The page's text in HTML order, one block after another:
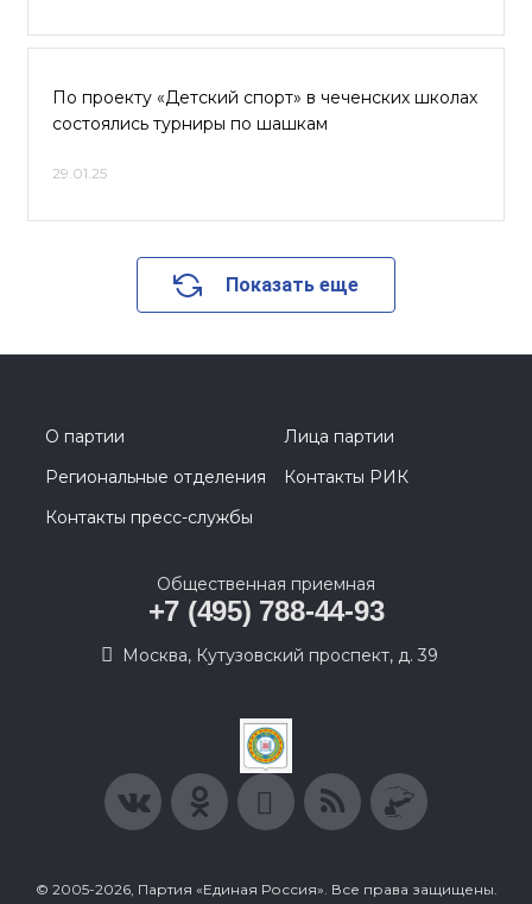
По проекту «Детский спорт» в чеченских школах
состоялись турниры по шашкам
29.01.25
Показать еще
О партии
Лица партии
Региональные отделения
Контакты РИК
Контакты пресс-службы
Общественная приемная
+7 (495) 788-44-93
Москва, Кутузовский проспект, д. 39
© 2005-2026, Партия «Единая Россия». Все права защищены.